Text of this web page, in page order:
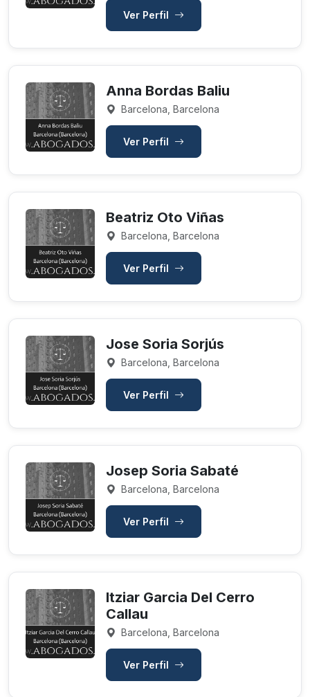
Ver Perfil
Anna Bordas Baliu
Barcelona, Barcelona
Ver Perfil
Beatriz Oto Viñas
Barcelona, Barcelona
Ver Perfil
Jose Soria Sorjús
Barcelona, Barcelona
Ver Perfil
Josep Soria Sabaté
Barcelona, Barcelona
Ver Perfil
Itziar Garcia Del Cerro
Callau
Barcelona, Barcelona
Ver Perfil